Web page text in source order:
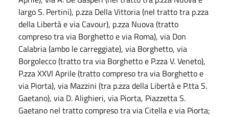
largo S. Pertini), p.zza Della Vittoria (nel tratto tra p.zza
della Libertà e via Cavour), p.zza Nuova (tratto
compreso tra via Borghetto e via Roma), via Don
Calabria (ambo le carreggiate), via Borghetto, via
Borgolecco (tratto tra via Borghetto e P.zza V. Veneto),
P.zza XXVI Aprile (tratto compreso tra via Borghetto e
via Piorta), via Mazzini (tra p.zza della Libertà e P.tta S.
Gaetano), via D. Alighieri, via Piorta, Piazzetta S.
Gaetano nel tratto compreso tra via Citella e via Piorta;